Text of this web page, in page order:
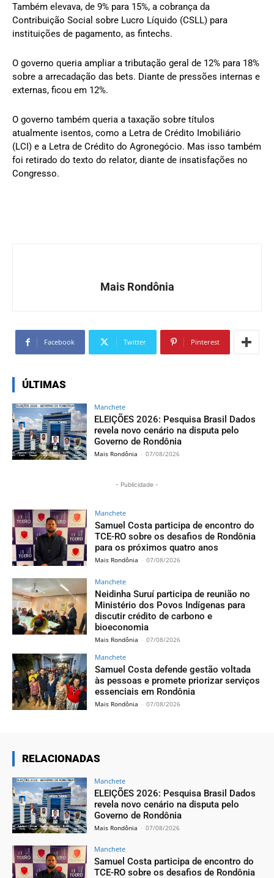
Também elevava, de 9% para 15%, a cobrança da
Contribuição Social sobre Lucro Líquido (CSLL) para
instituições de pagamento, as fintechs.
O governo queria ampliar a tributação geral de 12% para 18%
sobre a arrecadação das bets. Diante de pressões internas e
externas, ficou em 12%.
O governo também queria a taxação sobre títulos
atualmente isentos, como a Letra de Crédito Imobiliário
(LCI) e a Letra de Crédito do Agronegócio. Mas isso também
foi retirado do texto do relator, diante de insatisfações no
Congresso.
Mais Rondônia
Facebook Twitter Pinterest
ÚLTIMAS
Manchete
ELEIÇÕES 2026: Pesquisa Brasil Dados
revela novo cenário na disputa pelo
Governo de Rondônia
Mais Rondônia - 07/08/2026
- Publicidade -
Manchete
Samuel Costa participa de encontro do
TCE-RO sobre os desafios de Rondônia
para os próximos quatro anos
Mais Rondônia - 07/08/2026
Manchete
Neidinha Suruí participa de reunião no
Ministério dos Povos Indígenas para
discutir crédito de carbono e
bioeconomia
Mais Rondônia - 07/08/2026
Manchete
Samuel Costa defende gestão voltada
às pessoas e promete priorizar serviços
essenciais em Rondônia
Mais Rondônia - 07/08/2026
RELACIONADAS
Manchete
ELEIÇÕES 2026: Pesquisa Brasil Dados
revela novo cenário na disputa pelo
Governo de Rondônia
Mais Rondônia - 07/08/2026
Manchete
Samuel Costa participa de encontro do
TCE-RO sobre os desafios de Rondônia